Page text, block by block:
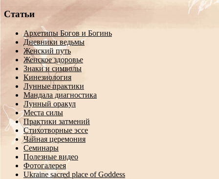
Статьи
Архетипы Богов и Богинь
Дневники ведьмы
Женский путь
Женское здоровье
Знаки и символы
Кинезиология
Лунные практики
Мандала диагностика
Лунный оракул
Места силы
Практики затмений
Стихотворные эссе
Чайная церемония
Семинары
Полезные видео
Фотогалерея
Ukraine sacred place of Goddess